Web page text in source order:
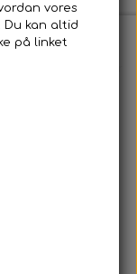
vores
Du kan altid
på linket